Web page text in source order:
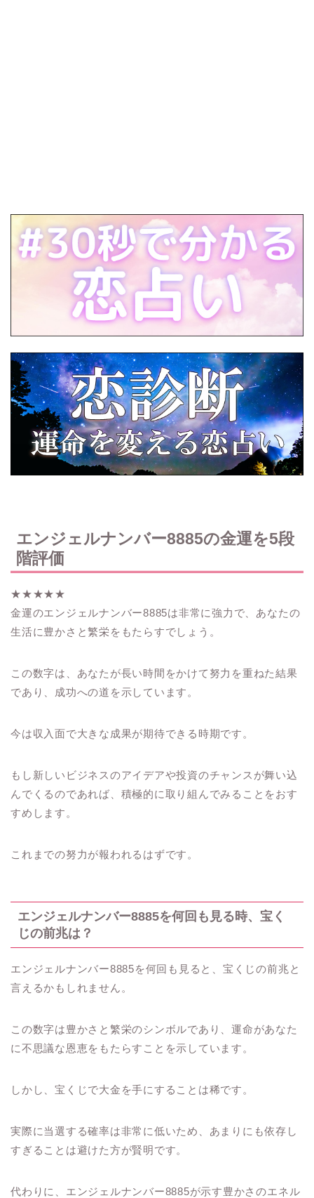
エンジェルナンバー8885の金運を5段
階評価
★★★★★
金運のエンジェルナンバー8885は非常に強力で、あなたの
生活に豊かさと繁栄をもたらすでしょう。
この数字は、あなたが長い時間をかけて努力を重ねた結果
であり、成功への道を示しています。
今は収入面で大きな成果が期待できる時期です。
もし新しいビジネスのアイデアや投資のチャンスが舞い込
んでくるのであれば、積極的に取り組んでみることをおす
すめします。
これまでの努力が報われるはずです。
エンジェルナンバー8885を何回も見る時、宝く
じの前兆は？
エンジェルナンバー8885を何回も見ると、宝くじの前兆と
言えるかもしれません。
この数字は豊かさと繁栄のシンボルであり、運命があなた
に不思議な恩恵をもたらすことを示しています。
しかし、宝くじで大金を手にすることは稀です。
実際に当選する確率は非常に低いため、あまりにも依存し
すぎることは避けた方が賢明です。
代わりに、エンジェルナンバー8885が示す豊かさのエネル